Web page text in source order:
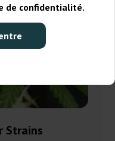
de confidentialité.
Strains